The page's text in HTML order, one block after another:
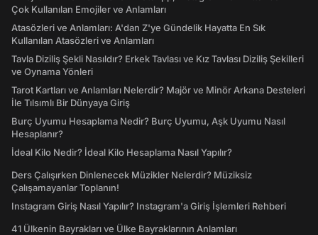
Çok Kullanılan Emojiler ve Anlamları
Atasözleri ve Anlamları: A'dan Z'ye Gündelik Hayatta En Sık
Kullanılan Atasözleri ve Anlamları
Tavla Diziliş Şekli Nasıldır? Erkek Tavlası ve Kız Tavlası Diziliş Şekilleri
ve Oynama Yönleri
Tarot Kartları ve Anlamları Nelerdir? Majör ve Minör Arkana Desteleri
İle Tılsımlı Bir Dünyaya Giriş
Burç Uyumu Hesaplama Nedir? Burç Uyumu, Aşk Uyumu Nasıl
Hesaplanır?
İdeal Kilo Nedir? İdeal Kilo Hesaplama Nasıl Yapılır?
Ders Çalışırken Dinlenecek Müzikler Nelerdir? Müziksiz
Çalışamayanlar Toplanın!
Instagram Giriş Nasıl Yapılır? Instagram'a Giriş İşlemleri Rehberi
41 Ülkenin Bayrakları ve Ülke Bayraklarının Anlamları